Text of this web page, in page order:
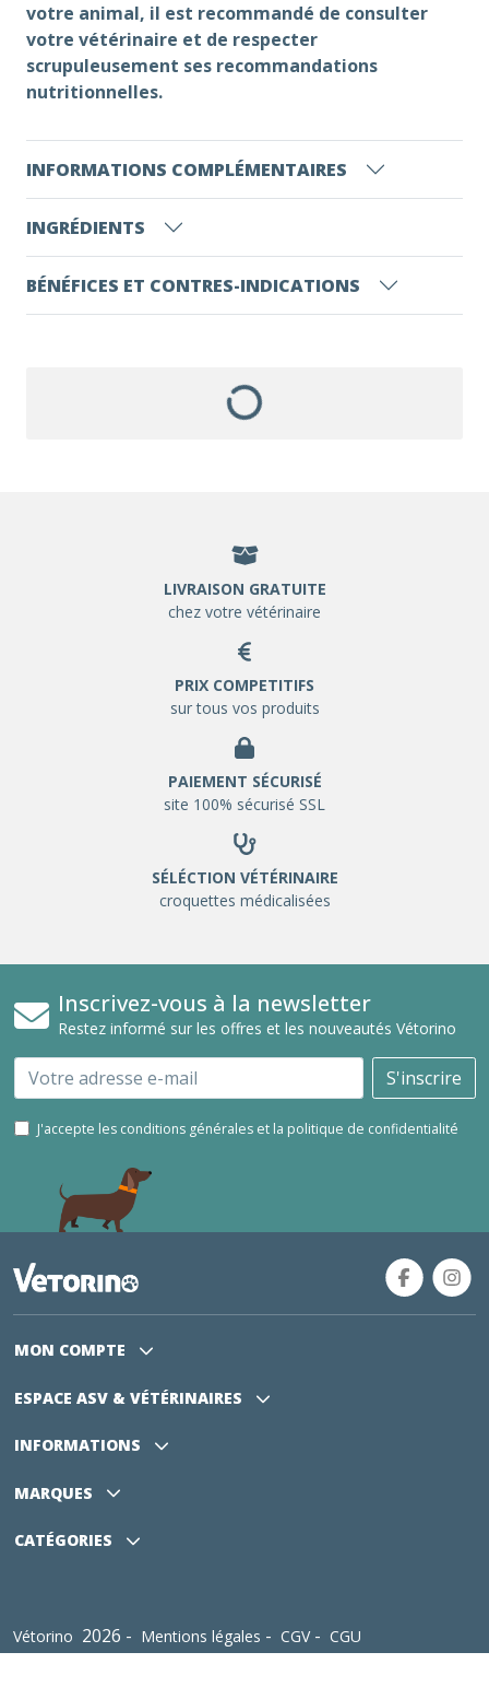
votre animal, il est recommandé de consulter
votre vétérinaire et de respecter
scrupuleusement ses recommandations
nutritionnelles.
INFORMATIONS COMPLÉMENTAIRES
INGRÉDIENTS
BÉNÉFICES ET CONTRES-INDICATIONS
LIVRAISON GRATUITE
chez votre vétérinaire
PRIX COMPETITIFS
sur tous vos produits
PAIEMENT SÉCURISÉ
site 100% sécurisé SSL
SÉLÉCTION VÉTÉRINAIRE
croquettes médicalisées
Inscrivez-vous à la newsletter
Restez informé sur les offres et les nouveautés Vétorino
Email S'inscrire
J'accepte les conditions générales et la politique de confidentialité
MON COMPTE
ESPACE ASV & VÉTÉRINAIRES
INFORMATIONS
MARQUES
CATÉGORIES
Vétorino 2026 - Mentions légales - CGV- CGU